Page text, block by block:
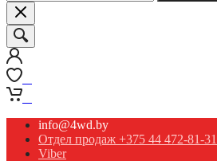
info@4wd.by
Отдел продаж +375 44 472-81-31
Viber